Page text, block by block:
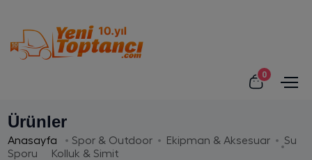
0
Ürünler
Anasayfa Spor & Outdoor Ekipman & Aksesuar
Su
Sporu
Kolluk & Simit